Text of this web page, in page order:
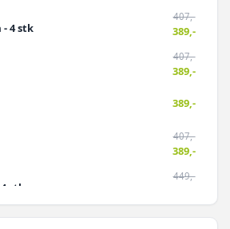
4 stk
407,-
389,-
407,-
389,-
389,-
407,-
389,-
stk
449,-